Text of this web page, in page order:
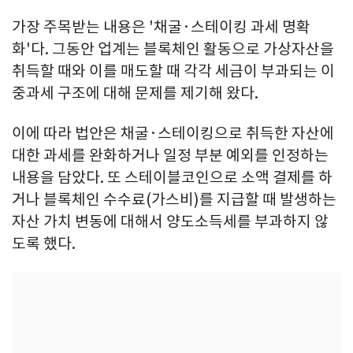
가장 주목받는 내용은 '채굴·스테이킹 과세 명확
화'다. 그동안 업계는 블록체인 활동으로 가상자산을
취득할 때와 이를 매도할 때 각각 세금이 부과되는 이
중과세 구조에 대해 문제를 제기해 왔다.
이에 따라 법안은 채굴·스테이킹으로 취득한 자산에
대한 과세를 완화하거나 일정 부분 예외를 인정하는
내용을 담았다. 또 스테이블코인으로 소액 결제를 하
거나 블록체인 수수료(가스비)를 지급할 때 발생하는
자산 가치 변동에 대해서 양도소득세를 부과하지 않
도록 했다.